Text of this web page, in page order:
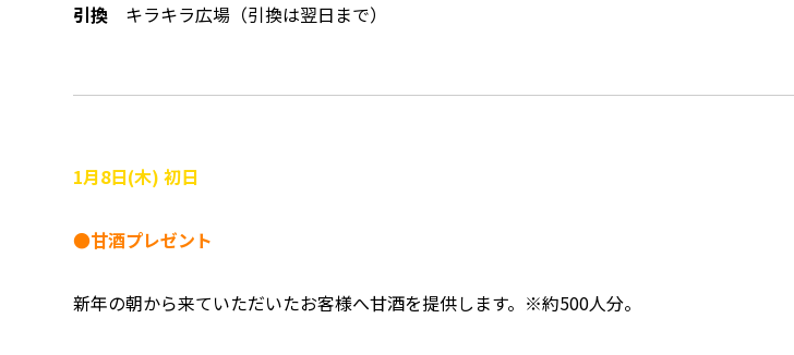
引換 キラキラ広場（引換は翌日まで）
1月8日(木) 初日
●甘酒プレゼント
新年の朝から来ていただいたお客様へ甘酒を提供します。※約500人分。